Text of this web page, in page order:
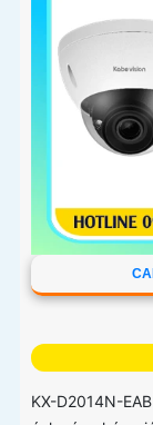
KX-D2014N-